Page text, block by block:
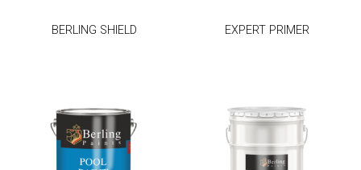
BERLING SHIELD EXPERT PRIMER